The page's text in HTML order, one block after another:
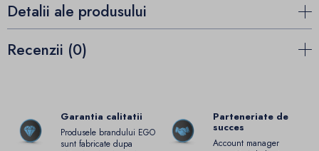
Detalii ale produsului
Recenzii (0)
Garantia calitatii
Produsele brandului EGO
sunt fabricate dupa
Parteneriate de
succes
Account manager